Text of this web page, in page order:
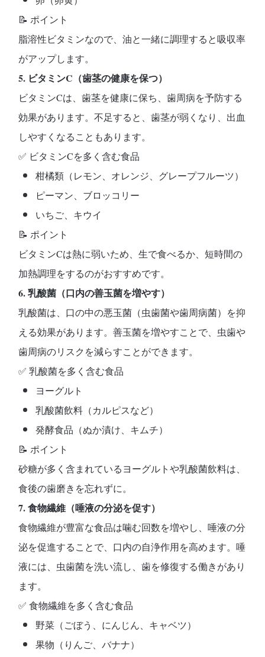
📝 ポイント
脂溶性ビタミンなので、油と一緒に調理すると吸収率
がアップします。
5. ビタミンC（歯茎の健康を保つ）
ビタミンCは、歯茎を健康に保ち、歯周病を予防する
効果があります。不足すると、歯茎が弱くなり、出血
しやすくなることもあります。
✅ ビタミンCを多く含む食品
柑橘類（レモン、オレンジ、グレープフルーツ）
ピーマン、ブロッコリー
いちご、キウイ
📝 ポイント
ビタミンCは熱に弱いため、生で食べるか、短時間の
加熱調理をするのがおすすめです。
6. 乳酸菌（口内の善玉菌を増やす）
乳酸菌は、 口の中の悪玉菌（虫歯菌や歯周病菌）を抑
える効果があります。善玉菌を増やすことで、虫歯や
歯周病のリスクを減らすことができます。
✅乳酸菌を多く含む食品
ヨーグルト
乳酸菌飲料（カルピスなど）
発酵食品（ぬか漬け、キムチ）
📝 ポイント
砂糖が多く含まれているヨーグルトや乳酸菌飲料は、
食後の歯磨きを忘れずに。
7. 食物繊維（唾液の分泌を促す）
食物繊維が豊富な食品は噛む回数を増やし、唾液の分
泌を促進することで、口内の自浄作用を高めます。唾
液には、虫歯菌を洗い流し、歯を修復する働きがあり
ます。
✅食物繊維を多く含む食品
野菜（ごぼう、にんじん、キャベツ）
果物（りんご、バナナ）